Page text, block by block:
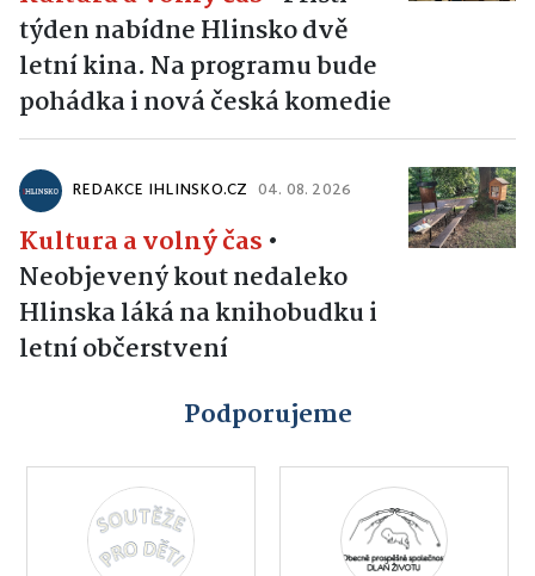
týden nabídne Hlinsko dvě
letní kina. Na programu bude
pohádka i nová česká komedie
REDAKCE IHLINSKO.CZ 04. 08. 2026
Kultura a volný čas •
Neobjevený kout nedaleko
Hlinska láká na knihobudku i
letní občerstvení
Podporujeme